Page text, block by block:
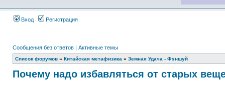
Вход Регистрация
Сообщения без ответов | Активные темы
Список форумов » Китайская метафизика » Земная Удача - Фэншуй
Почему надо избавляться от старых